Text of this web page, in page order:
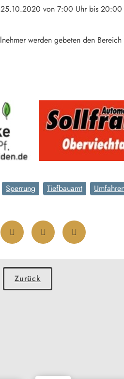
von 7:00 Uhr bis
werden gebeten den
Sperrung Tiefbauamt
Zurück